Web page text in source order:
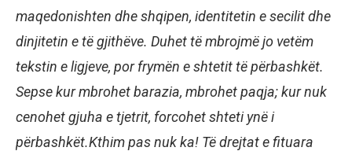
maqedonishten dhe shqipen, identitetin e secilit dhe
dinjitetin e të gjithëve. Duhet të mbrojmë jo vetëm
tekstin e ligjeve, por frymën e shtetit të përbashkët.
Sepse kur mbrohet barazia, mbrohet paqja; kur nuk
cenohet gjuha e tjetrit, forcohet shteti ynë i
përbashkët.Kthim pas nuk ka! Të drejtat e fituara